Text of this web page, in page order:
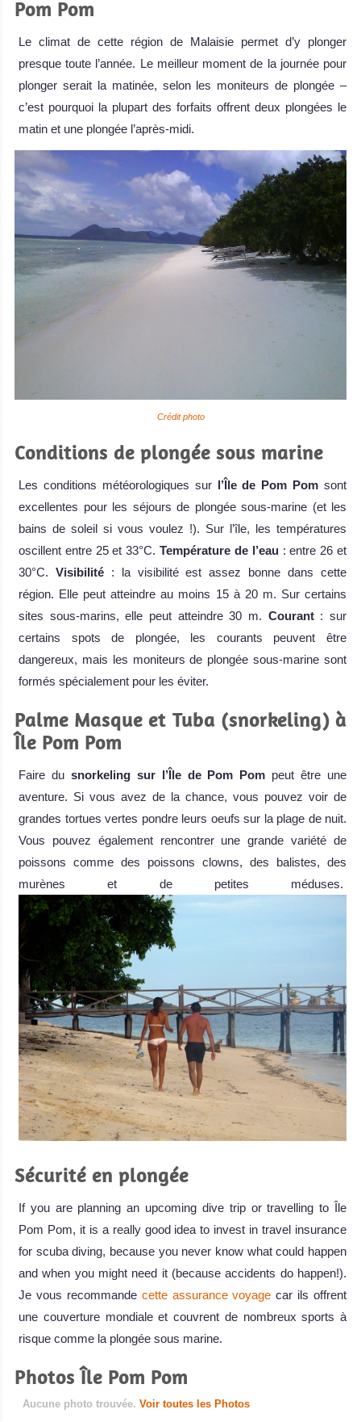
Pom Pom
Le climat de cette région de Malaisie permet d’y plonger
presque toute l’année. Le meilleur moment de la journée pour
plonger serait la matinée, selon les moniteurs de plongée –
c’est pourquoi la plupart des forfaits offrent deux plongées le
matin et une plongée l’après-midi.
Crédit photo
Conditions de plongée sous marine
Les conditions météorologiques sur l’Île de Pom Pom sont
excellentes pour les séjours de plongée sous-marine (et les
bains de soleil si vous voulez !). Sur l’île, les températures
oscillent entre 25 et 33°C.Température de l’eau: entre 26 et
30°C. Visibilité: la visibilité est assez bonne dans cette
région. Elle peut atteindre au moins 15 à 20 m. Sur certains
sites sous-marins, elle peut atteindre 30 m. Courant: sur
certains spots de plongée, les courants peuvent être
dangereux, mais les moniteurs de plongée sous-marine sont
formés spécialement pour les éviter.
Palme Masque et Tuba (snorkeling) à
Île Pom Pom
Faire du snorkeling sur l’Île de Pom Pom peut être une
aventure. Si vous avez de la chance, vous pouvez voir de
grandes tortues vertes pondre leurs oeufs sur la plage de nuit.
Vous pouvez également rencontrer une grande variété de
poissons comme des poissons clowns, des balistes, des
murènes et de petites méduses.
Sécurité en plongée
If you are planning an upcoming dive trip or travelling to Île
Pom Pom, it is a really good idea to invest in travel insurance
for scuba diving, because you never know what could happen
and when you might need it (because accidents do happen!).
Je vous recommande cette assurance voyage car ils offrent
une couverture mondiale et couvrent de nombreux sports à
risque comme la plongée sous marine.
Photos Île Pom Pom
Aucune photo trouvée. Voir toutes les Photos